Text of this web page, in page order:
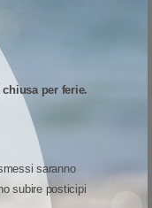
chiusa per ferie.
saranno
subire posticipi
la propria
disposizione due opzioni
un o
opzioni di
modelli, direttamente sul
separati con e